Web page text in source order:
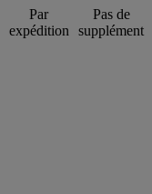
Par
expédition
Pas de
supplément